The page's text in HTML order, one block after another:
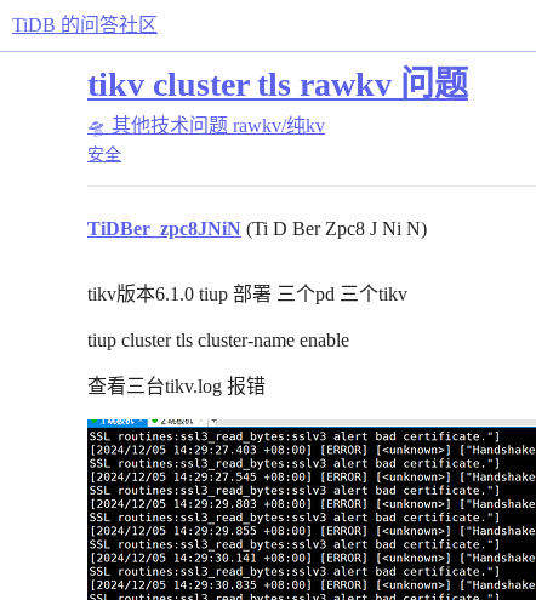
TiDB 的问答社区
tikv cluster tls rawkv 问题
🛸 其他技术问题 rawkv/纯kv
安全
TiDBer_zpc8JNiN (Ti D Ber Zpc8 J Ni N)
tikv版本6.1.0 tiup 部署 三个pd 三个tikv
tiup cluster tls cluster-name enable
查看三台tikv.log 报错